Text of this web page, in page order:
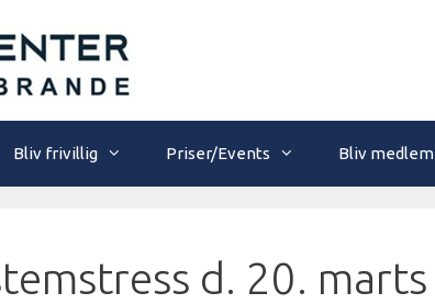
Bliv frivillig Priser/Events Bliv medlem
d. 20. marts